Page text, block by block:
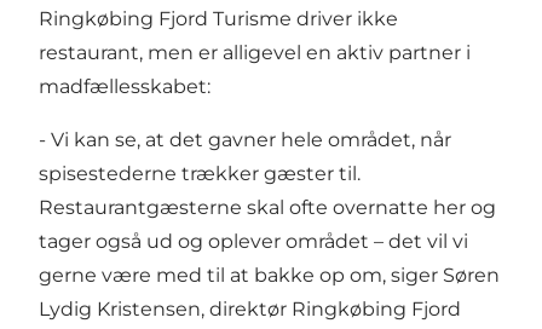
Ringkøbing Fjord Turisme driver ikke
restaurant, men er alligevel en aktiv partner i
madfællesskabet:
- Vi kan se, at det gavner hele området, når
spisestederne trækker gæster til.
Restaurantgæsterne skal ofte overnatte her og
tager også ud og oplever området – det vil vi
gerne være med til at bakke op om, siger Søren
Lydig Kristensen, direktør Ringkøbing Fjord